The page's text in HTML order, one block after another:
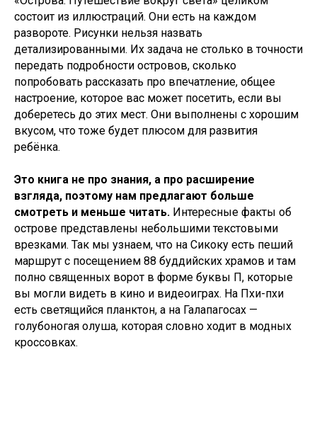
состоит из иллюстраций. Они есть на каждом
развороте. Рисунки нельзя назвать
детализированными. Их задача не столько в точности
передать подробности островов, сколько
попробовать рассказать про впечатление, общее
настроение, которое вас может посетить, если вы
доберетесь до этих мест. Они выполнены с хорошим
вкусом, что тоже будет плюсом для развития
ребёнка.
Это книга не про знания, а про расширение
взгляда, поэтому нам предлагают больше
смотреть и меньше читать. Интересные факты об
острове представлены небольшими текстовыми
врезками. Так мы узнаем, что на Сикоку есть пеший
маршрут с посещением 88 буддийских храмов и там
полно священных ворот в форме буквы П, которые
вы могли видеть в кино и видеоиграх. На Пхи-пхи
есть светящийся планктон, а на Галапагосах —
голубоногая олуша, которая словно ходит в модных
кроссовках.